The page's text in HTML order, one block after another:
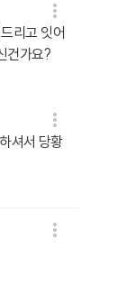
리고 잇어
건가요?
셔서 당황